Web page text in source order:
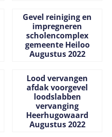
Gevel reiniging en
impregneren
scholencomplex
gemeente Heiloo
Augustus 2022
Lood vervangen
afdak voorgevel
loodslabben
vervanging
Heerhugowaard
Augustus 2022